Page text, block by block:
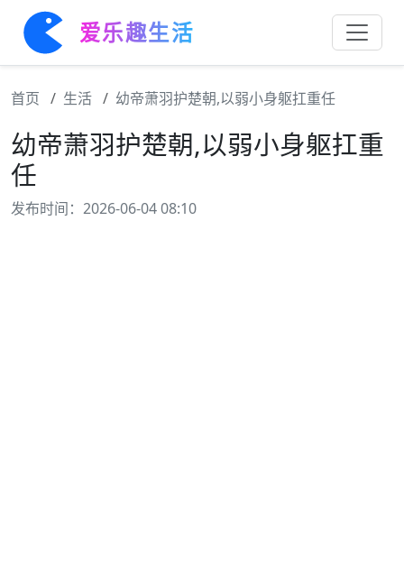
爱乐趣生活
首页 生活 幼帝萧羽护楚朝,以弱小身躯扛重任
幼帝萧羽护楚朝,以弱小身躯扛重
任
发布时间：2026-06-04 08:10